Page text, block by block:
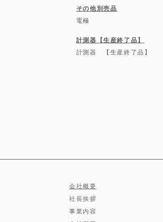
その他別売品
電極
計測器【生産終了品】
計測器 【生産終了品】
会社概要
社長挨拶
事業内容